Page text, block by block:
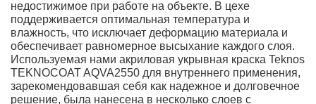
недостижимое при работе на объекте. В цехе
поддерживается оптимальная температура и
влажность, что исключает деформацию материала и
обеспечивает равномерное высыхание каждого слоя.
Используемая нами акриловая укрывная краска Teknos
TEKNOCOAT AQVA2550 для внутреннего применения,
зарекомендовавшая себя как надежное и долговечное
решение, была нанесена в несколько слоев с